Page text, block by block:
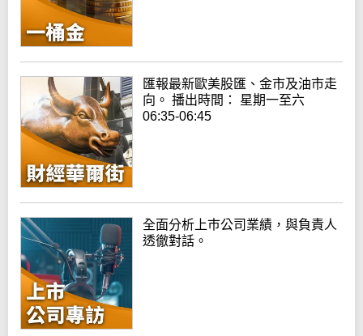
匯報最新歐美股匯、金市及油市走
向。 播出時間： 星期一至六
06:35-06:45
全面分析上巿公司業績，與負責人
透徹對話。